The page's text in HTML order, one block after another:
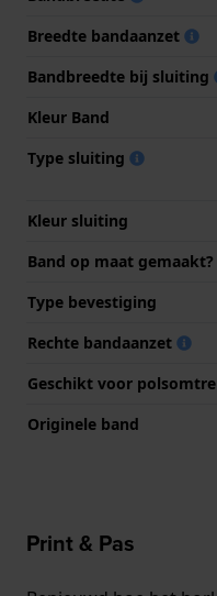
Breedte bandaanzet
Bandbreedte bij sluiting
Kleur Band
Type sluiting
Kleur sluiting
Band op maat gemaakt?
Type bevestiging
Rechte bandaanzet
Geschikt voor
Originele band
Print & Pas